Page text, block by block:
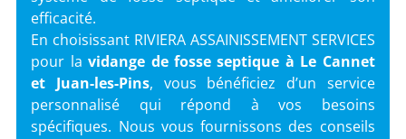
efficacité.
En choisissant RIVIERA ASSAINISSEMENT SERVICES
pour lavidange de fosse septique à Le Cannet
et Juan-les-Pins, vous bénéficiez d’un service
personnalisé qui répond à vos besoins
spécifiques. Nous vous fournissons des conseils